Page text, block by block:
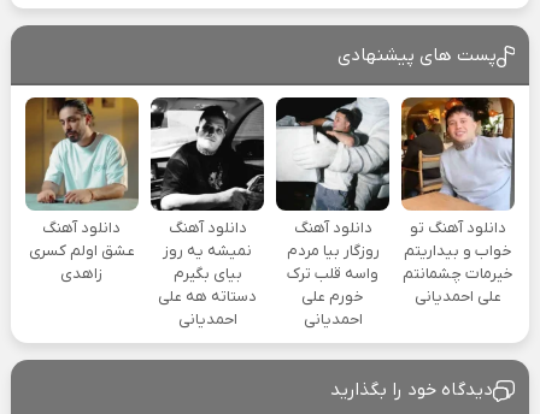
پست های پیشنهادی
دانلود آهنگ تو
خواب و بیداریتم
خیرمات چشمانتم
علی احمدیانی
دانلود آهنگ
روزگار بیا مردم
واسه قلب ترک
خورم علی
احمدیانی
دانلود آهنگ
نمیشه یه روز
بیای بگیرم
دستاته هه علی
احمدیانی
دانلود آهنگ
عشق اولم کسری
زاهدی
دیدگاه خود را بگذارید